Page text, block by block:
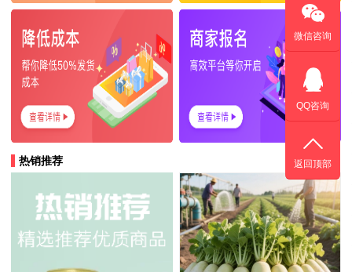
热销推荐
微信咨询
QQ咨询
返回顶部